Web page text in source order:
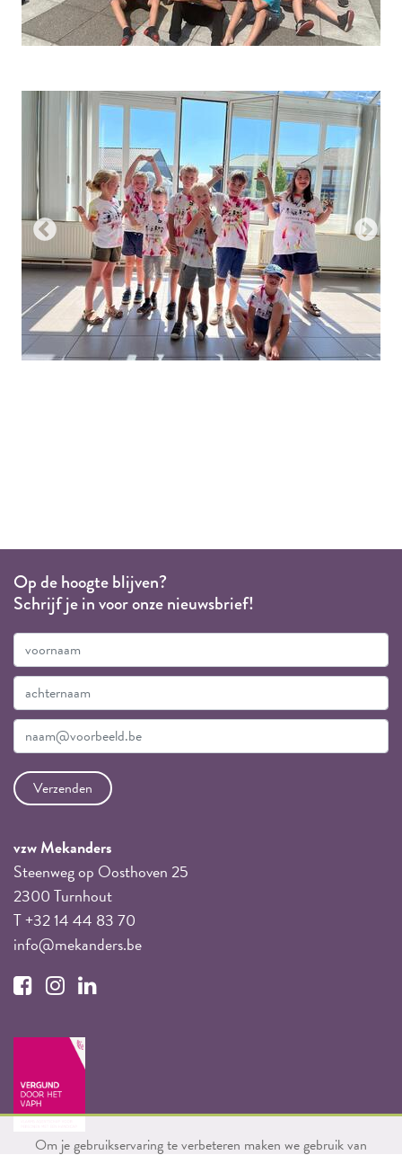
Op de hoogte blijven?
Schrijf je in voor onze nieuwsbrief!
vzw Mekanders
Steenweg op Oosthoven 25
2300 Turnhout
T +32 14 44 83 70
info@mekanders.be
Om je gebruikservaring te verbeteren maken we gebruik van